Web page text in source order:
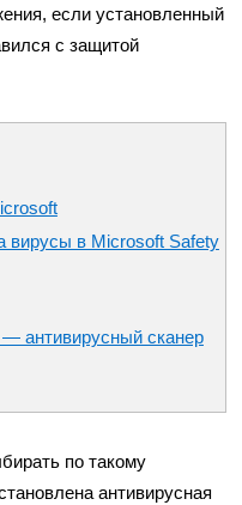
если установленный
с защитой
вирусы в Microsoft Safety
антивирусный сканер
по такому
антивирусная